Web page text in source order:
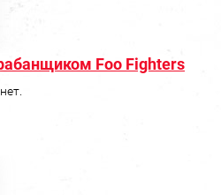
Foo Fighters